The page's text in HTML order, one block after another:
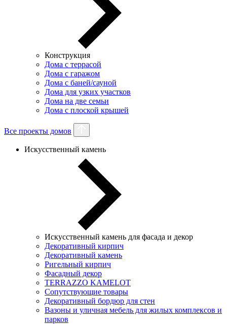
Конструкция
Дома с террасой
Дома с гаражом
Дома с баней/сауной
Дома для узких участков
Дома на две семьи
Дома с плоской крышей
Все проекты домов
Искусственный камень
Искусственный камень для фасада и декор
Декоративный кирпич
Декоративный камень
Ригельный кирпич
Фасадный декор
TERRAZZO KAMELOT
Сопутствующие товары
Декоративный бордюр для стен
Вазоны и уличная мебель для жилых комплексов и
парков